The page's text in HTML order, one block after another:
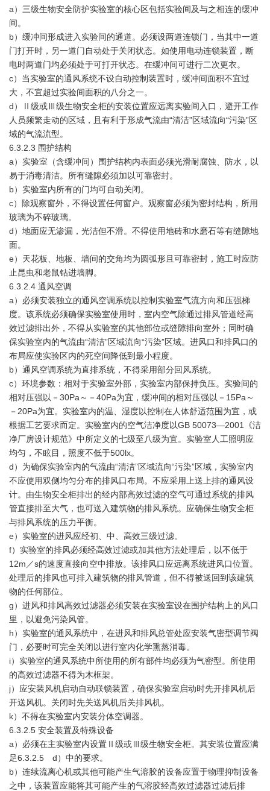
a）三级生物安全防护实验室的核心区包括实验间及与之相连的缓冲
间。
b）缓冲间形成进入实验间的通道。必须设两道连锁门，当其中一道
门打开时，另一道门自动处于关闭状态。如使用电动连锁装置，断
电时两道门均必须处于可打开状态。在缓冲间可进行二次更衣。
c）当实验室的通风系统不设自动控制装置时，缓冲间面积不宜过
大，不宜超过实验间面积的八分之一。
d）Ⅱ级或Ⅲ级生物安全柜的安装位置应远离实验间入口，避开工作
人员频繁走动的区域，且有利于形成气流由“清洁”区域流向“污染”区
域的气流流型。
6.3.2.3 围护结构
a）实验室（含缓冲间）围护结构内表面必须光滑耐腐蚀、防水，以
易于消毒清洁。所有缝隙必须加以可靠密封。
b）实验室内所有的门均可自动关闭。
c）除观察窗外，不得设置任何窗户。观察窗必须为密封结构，所用
玻璃为不碎玻璃。
d）地面应无渗漏，光洁但不滑。不得使用地砖和水磨石等有缝隙地
面。
e）天花板、地板、墙间的交角均为圆弧形且可靠密封，施工时应防
止昆虫和老鼠钻进墙脚。
6.3.2.4 通风空调
a）必须安装独立的通风空调系统以控制实验室气流方向和压强梯
度。该系统必须确保实验室使用时，室内空气除通过排风管道经高
效过滤排出外，不得从实验室的其他部位或缝隙排向室外；同时确
保实验室内的气流由“清洁”区域流向“污染”区域。进风口和排风口的
布局应使实验区内的死空间降低到最小程度。
b）通风空调系统为直排系统，不得采用部分回风系统。
c）环境参数：相对于实验室外部，实验室内部保持负压。实验间的
相对压强以－30Pa～－40Pa为宜，缓冲间的相对压强以－15Pa～
－20Pa为宜。实验室内的温、湿度以控制在人体舒适范围为宜，或
根据工艺要求而定。实验室内的空气洁净度以GB 50073—2001《洁
净厂房设计规范》中所定义的七级至八级为宜。实验室人工照明应
均匀，不眩目，照度不低于500lx。
d）为确保实验室内的气流由“清洁”区域流向“污染”区域，实验室内
不应使用双侧均匀分布的排风口布局。不应采用上送上排的通风设
计。由生物安全柜排出的经内部高效过滤的空气可通过系统的排风
管直接排至大气，也可送入建筑物的排风系统。应确保生物安全柜
与排风系统的压力平衡。
e）实验室的进风应经初、中、高效三级过滤。
f）实验室的排风必须经高效过滤或加其他方法处理后，以不低于
12m／s的速度直接向空中排放。该排风口应远离系统进风口位置。
处理后的排风也可排入建筑物的排风管道，但不得被送回到该建筑
物的任何部位。
g）进风和排风高效过滤器必须安装在实验室设在围护结构上的风口
里，以避免污染风管。
h）实验室的通风系统中，在进风和排风总管处应安装气密型调节阀
门，必要时可完全关闭以进行室内化学熏蒸消毒。
i）实验室的通风系统中所使用的所有部件均必须为气密型。所使用
的高效过滤器不得为木框架。
j）应安装风机启动自动联锁装置，确保实验室启动时先开排风机后
开送风机。关闭时先关送风机后关排风机。
k）不得在实验室内安装分体空调器。
6.3.2.5 安全装置及特殊设备
a）必须在主实验室内设置Ⅱ级或Ⅲ级生物安全柜。其安装位置应满
足6.3.2.5 d）中的要求。
b）连续流离心机或其他可能产生气溶胶的设备应置于物理抑制设备
之中，该装置应能将其可能产生的气溶胶经高效过滤器过滤后排